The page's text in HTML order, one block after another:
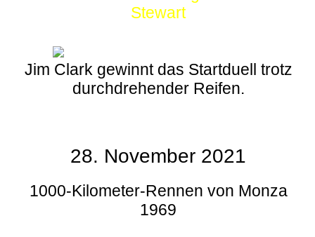
Stewart
Jim Clark gewinnt das Startduell trotz
durchdrehender Reifen.
28. November 2021
1000-Kilometer-Rennen von Monza
1969